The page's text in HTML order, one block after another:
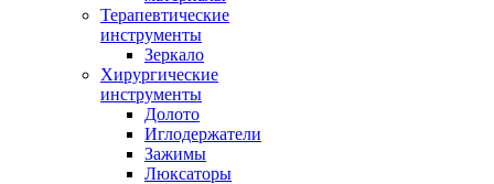
Терапевтические
инструменты
Зеркало
Хирургические
инструменты
Долото
Иглодержатели
Зажимы
Люксаторы